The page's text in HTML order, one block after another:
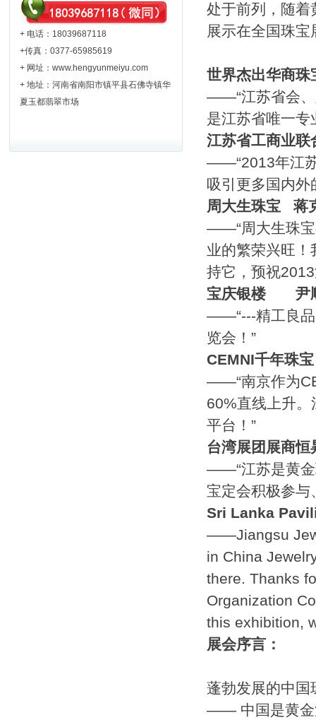
+ 电话：18039687118
+传真：0377-65985619
+ 网址： www.hengyunmeiyu.com
+ 地址：河南省南阳市镇平县石佛寺镇华
夏玉都翡翠市场
处于前列，随着
展示在全国珠宝
世界杰出华商珠
——“江苏省会、
是江苏省唯一专
江苏省工商业联
——“2013年江
吸引更多国内外
周大生珠宝
蒋
——“周大生珠宝
业的繁荣兴旺
持它，预祝
宝庆银楼
尹
——“---精工良品
览会！”
CEMNI千年珠宝
——“南京作为
60%直线上升
平台！”
台湾展团展商恒
——“江苏是黄金
宝定会积极参与
Sri Lanka
——Jiangsu
in China
there. Thanks
Organization
this exhibition,
展会序言：
蓬勃发展的中国
—— 中国是黄金